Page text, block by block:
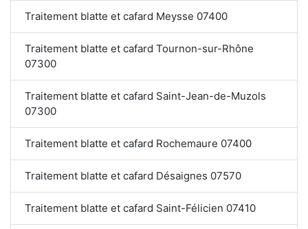
Traitement blatte et cafard Meysse 07400
Traitement blatte et cafard Tournon-sur-Rhône
07300
Traitement blatte et cafard Saint-Jean-de-Muzols
07300
Traitement blatte et cafard Rochemaure 07400
Traitement blatte et cafard Désaignes 07570
Traitement blatte et cafard Saint-Félicien 07410